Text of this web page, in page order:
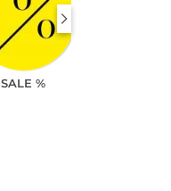
SALE %